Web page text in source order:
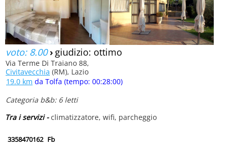
voto: 8.00› giudizio: ottimo
Via Terme Di Traiano 88,
Civitavecchia (RM), Lazio
19.0 km da Tolfa (tempo: 00:28:00)
Categoria b&b: 6 letti
Tra i servizi -climatizzatore, wifi, parcheggio
3358470162 Fb